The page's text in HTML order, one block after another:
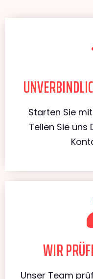
Starten Sie
Teilen Sie uns
WIR
Unser Team